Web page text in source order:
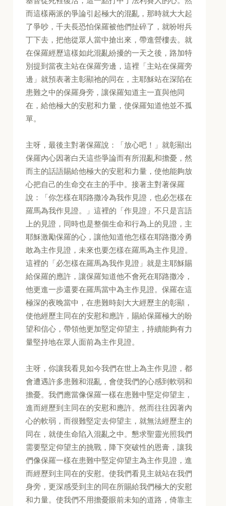
而這樣兩派的爭論引起極大的混亂，那時就大大起
了爭吵，千夫長恐怕保羅被他們扯碎了，就吩咐兵
丁下去，把他從眾人當中搶出來，帶進營樓去。就
在保羅經歷這樣如此混亂紛擾的一天之後，路加特
別提到當夜主站在保羅旁邊，這裡「主站在保羅旁
邊」就預表著主彰顯祂的同在，主耶穌站在深陷在
患難之中的保羅身旁，讓保羅知道主一直與他同
在，給他極大的安慰和力量，使保羅知道他並不孤
單。
主呀，最後主對著保羅說：「放心吧！」就彰顯出
保羅內心因著白天這些爭論而有所混亂和擔憂，然
而主的話語賜給他極大的安慰和力量，使他能夠放
心把自己的生命交在主的手中。接著主對著保羅
說：「你怎樣在耶路撒冷為我作見證，也必怎樣在
羅馬為我作見證。」這裡的「作見證」不只是言語
上的見證，同時也是整個生命和行為上的見證，主
耶穌激勵保羅的心，讓他知道他怎樣在耶路撒冷勇
敢為主作見證，未來也要怎樣在羅馬為主作見證。
這裡的「必怎樣在羅馬為我作見證」就是主耶穌賜
給保羅的應許，讓保羅知道他不會死在耶路撒冷，
他更進一步還要在羅馬當中為主作見證。保羅在這
極深的夜晚當中，在患難時刻大大經歷主的彰顯，
使他經歷主同在的安慰和應許，賜給保羅極大的盼
望和信心，帶領他更加堅定仰望主，持續能夠有力
量堅持地在眾人面前為主作見證。
主呀，你讓我看見如今我們在世上為主作見證，都
會遭遇許多患難和混亂，會使我們的心感到軟弱和
擔憂。我們應當像保羅一樣在患難中堅定仰望主，
進而經歷到主同在的安慰和應許。然而往往因著內
心的軟弱，而很難堅定去仰望主，就無法經歷主的
同在，就使生命陷入混亂之中。懇求聖靈光照我們
需要堅定仰望主的挑戰，降下突破性的恩膏，讓我
們像保羅一樣在患難中堅定仰望主為主作見證，進
而經歷到主同在的安慰。使我們看見主就站在我們
身旁，更深感受到主的同在所賜給我們極大的安慰
和力量。使我們不用擔憂眼前未知的道路，倚靠主